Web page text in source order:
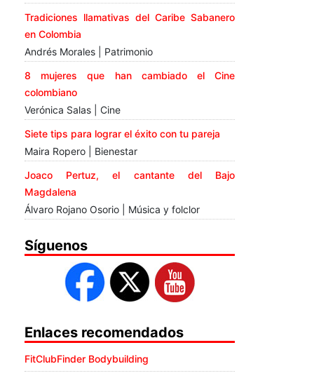
Tradiciones llamativas del Caribe Sabanero
en Colombia
Andrés Morales | Patrimonio
8 mujeres que han cambiado el Cine
colombiano
Verónica Salas | Cine
Siete tips para lograr el éxito con tu pareja
Maira Ropero | Bienestar
Joaco Pertuz, el cantante del Bajo
Magdalena
Álvaro Rojano Osorio | Música y folclor
Síguenos
Enlaces recomendados
FitClubFinder Bodybuilding